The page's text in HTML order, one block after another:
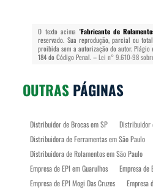
O texto acima "Fabricante de
reservado. Sua reprodução, parcial ou
proibida sem a autorização do autor.
184 do Código Penal. –Lei n° 9.610-98
OUTRAS PÁGINAS
Distribuidor de Brocas em SP
Distribuidor
Distribuidora de Ferramentas em São Paulo
Distribuidora de Rolamentos em São Paulo
Empresa de EPI em Guarulhos
Empresa de
Empresa de EPI Mogi Das Cruzes
Empresa